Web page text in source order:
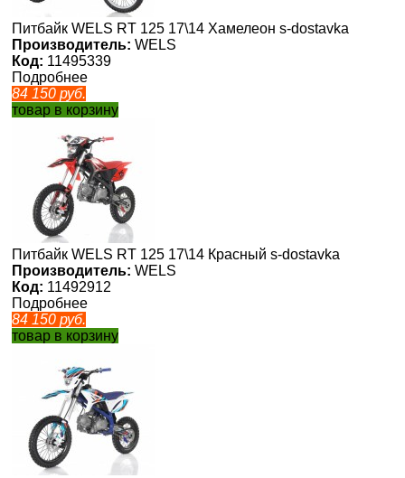
Питбайк WELS RT 125 17\14 Хамелеон s-dostavka
Производитель: WELS
Код: 11495339
Подробнее
84 150 руб.
товар в корзину
Питбайк WELS RT 125 17\14 Красный s-dostavka
Производитель: WELS
Код: 11492912
Подробнее
84 150 руб.
товар в корзину